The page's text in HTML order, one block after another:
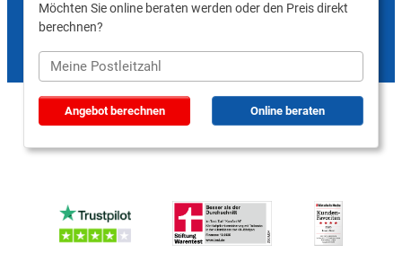
Möchten Sie online beraten werden oder den Preis direkt
berechnen?
Angebot berechnen Online beraten